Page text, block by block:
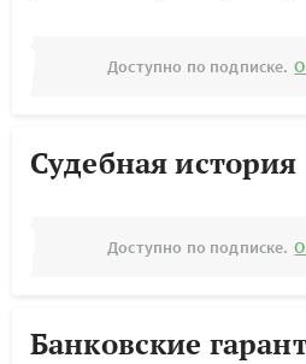
Доступно по подписке.
Судебная история
Доступно по подписке.
Банковские